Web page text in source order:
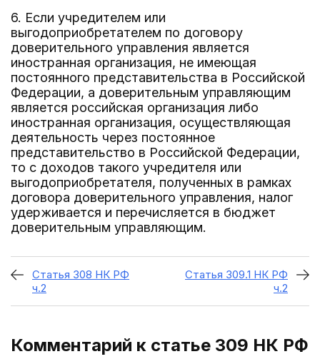
6. Если учредителем или
выгодоприобретателем по договору
доверительного управления является
иностранная организация, не имеющая
постоянного представительства в Российской
Федерации, а доверительным управляющим
является российская организация либо
иностранная организация, осуществляющая
деятельность через постоянное
представительство в Российской Федерации,
то с доходов такого учредителя или
выгодоприобретателя, полученных в рамках
договора доверительного управления, налог
удерживается и перечисляется в бюджет
доверительным управляющим.
Статья 308 НК РФ
ч.2
Статья 309.1 НК РФ
ч.2
Комментарий к статье 309 НК РФ